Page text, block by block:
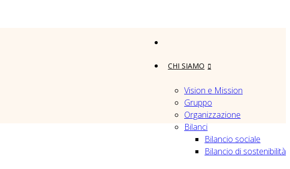
CHI SIAMO
Vision e Mission
Gruppo
Organizzazione
Bilanci
Bilancio sociale
Bilancio di sostenibilità